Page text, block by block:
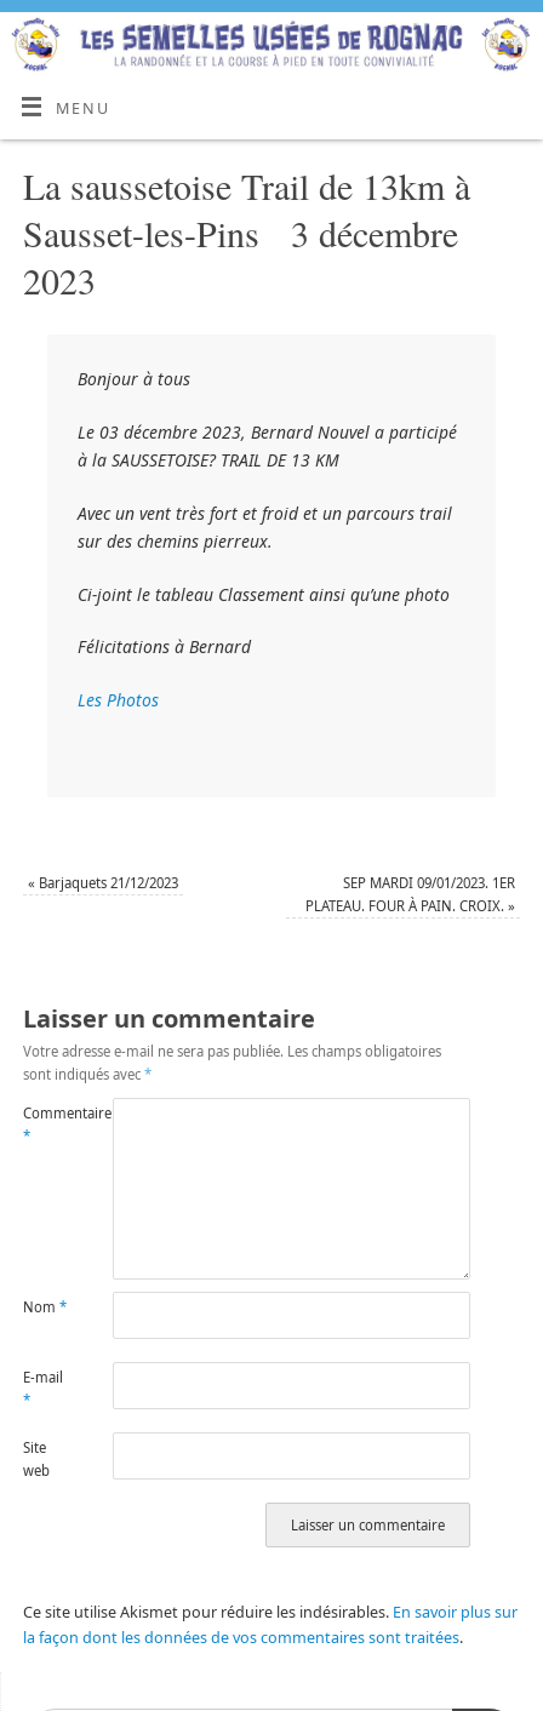
MENU
La saussetoise Trail de 13km à
Sausset-les-Pins 3 décembre
2023
Bonjour à tous
Le 03 décembre 2023, Bernard Nouvel a participé
à la SAUSSETOISE? TRAIL DE 13 KM
Avec un vent très fort et froid et un parcours trail
sur des chemins pierreux.
Ci-joint le tableau Classement ainsi qu’une photo
Félicitations à Bernard
Les Photos
« Barjaquets 21/12/2023
SEP MARDI 09/01/2023. 1ER
PLATEAU. FOUR À PAIN. CROIX.»
Laisser un commentaire
Votre adresse e-mail ne sera pas publiée. Les champs obligatoires
sont indiqués avec *
Commentaire
*
Nom *
E-mail
*
Site
web
Ce site utilise Akismet pour réduire les indésirables. En savoir plus sur
la façon dont les données de vos commentaires sont traitées.